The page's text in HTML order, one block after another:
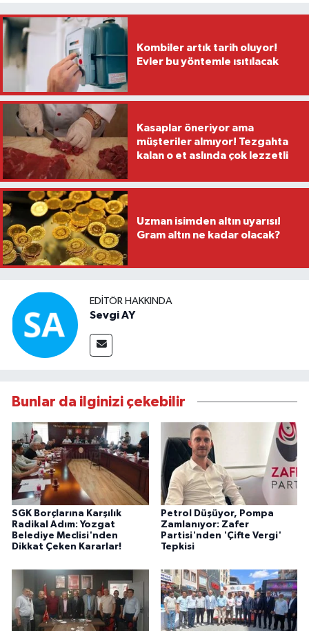
Kombiler artık tarih oluyor!
Evler bu yöntemle ısıtılacak
Kasaplar öneriyor ama
müşteriler almıyor! Tezgahta
kalan o et aslında çok lezzetli
Uzman isimden altın uyarısı!
Gram altın ne kadar olacak?
EDITÖR HAKKINDA
Sevgi AY
Bunlar da ilginizi çekebilir
SGK Borçlarına Karşılık
Radikal Adım: Yozgat
Belediye Meclisi'nden
Dikkat Çeken Kararlar!
Petrol Düşüyor, Pompa
Zamlanıyor: Zafer
Partisi'nden 'Çifte Vergi'
Tepkisi